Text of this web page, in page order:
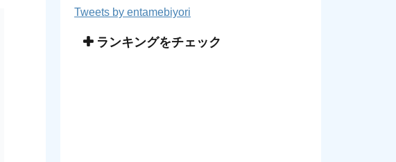
Tweets by entamebiyori
ランキングをチェック